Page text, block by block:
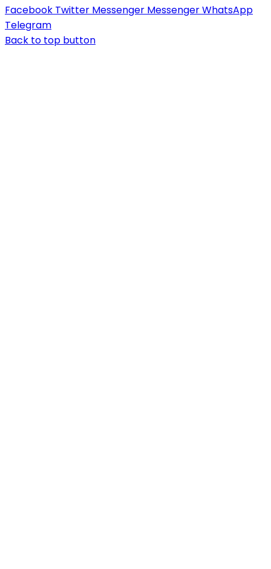
Facebook Twitter Messenger MessengerWhatsApp
Telegram
Back to top button